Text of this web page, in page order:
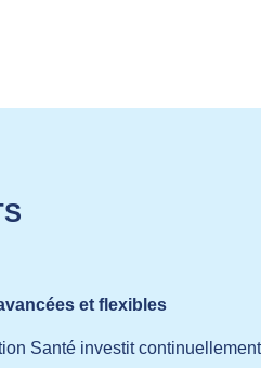
et flexibles
Santé investit